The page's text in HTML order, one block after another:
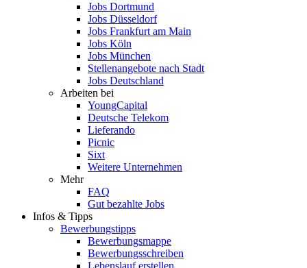
Jobs Dortmund
Jobs Düsseldorf
Jobs Frankfurt am Main
Jobs Köln
Jobs München
Stellenangebote nach Stadt
Jobs Deutschland
Arbeiten bei
YoungCapital
Deutsche Telekom
Lieferando
Picnic
Sixt
Weitere Unternehmen
Mehr
FAQ
Gut bezahlte Jobs
Infos & Tipps
Bewerbungstipps
Bewerbungsmappe
Bewerbungsschreiben
Lebenslauf erstellen